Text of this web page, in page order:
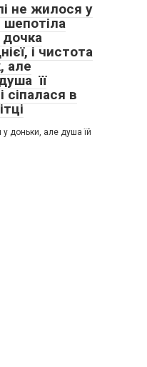
не жилося у
дочка
і чистота
але
її
сіпалася в
у доньки, але душа їй